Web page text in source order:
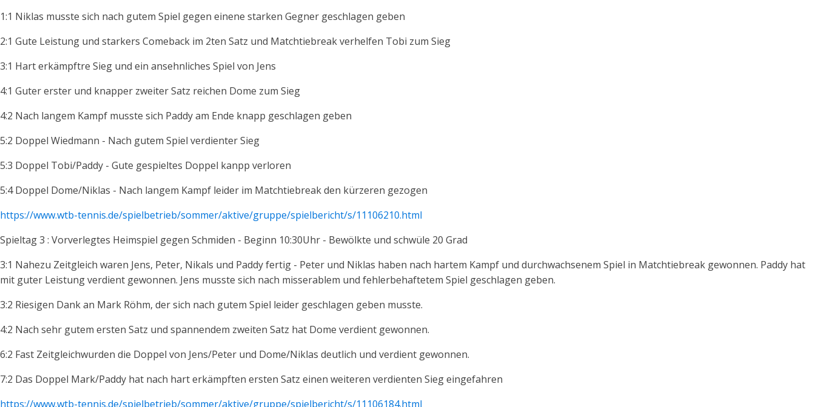
1:1 Niklas musste sich nach gutem Spiel gegen einene starken Gegner geschlagen geben
2:1 Gute Leistung und starkers Comeback im 2ten Satz und Matchtiebreak verhelfen Tobi zum Sieg
3:1 Hart erkämpftre Sieg und ein ansehnliches Spiel von Jens
4:1 Guter erster und knapper zweiter Satz reichen Dome zum Sieg
4:2 Nach langem Kampf musste sich Paddy am Ende knapp geschlagen geben
5:2 Doppel Wiedmann - Nach gutem Spiel verdienter Sieg
5:3 Doppel Tobi/Paddy - Gute gespieltes Doppel kanpp verloren
5:4 Doppel Dome/Niklas - Nach langem Kampf leider im Matchtiebreak den kürzeren gezogen
https://www.wtb-tennis.de/spielbetrieb/sommer/aktive/gruppe/spielbericht/s/11106210.html
Spieltag 3 : Vorverlegtes Heimspiel gegen Schmiden - Beginn 10:30Uhr - Bewölkte und schwüle 20 Grad
3:1 Nahezu Zeitgleich waren Jens, Peter, Nikals und Paddy fertig - Peter und Niklas haben nach hartem Kampf und durchwachsenem Spiel in Matchtiebreak gewonnen. Paddy hat
mit guter Leistung verdient gewonnen. Jens musste sich nach misserablem und fehlerbehaftetem Spiel geschlagen geben.
3:2 Riesigen Dank an Mark Röhm, der sich nach gutem Spiel leider geschlagen geben musste.
4:2 Nach sehr gutem ersten Satz und spannendem zweiten Satz hat Dome verdient gewonnen.
6:2 Fast Zeitgleichwurden die Doppel von Jens/Peter und Dome/Niklas deutlich und verdient gewonnen.
7:2 Das Doppel Mark/Paddy hat nach hart erkämpften ersten Satz einen weiteren verdienten Sieg eingefahren
https://www.wtb-tennis.de/spielbetrieb/sommer/aktive/gruppe/spielbericht/s/11106184.html